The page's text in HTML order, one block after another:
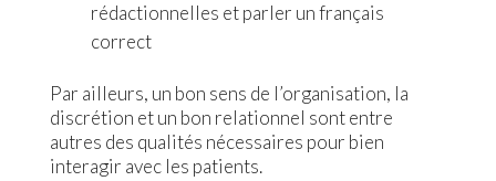
rédactionnelles et parler un français
correct
Par ailleurs, un bon sens de l’organisation, la
discrétion et un bon relationnel sont entre
autres des qualités nécessaires pour bien
interagir avec les patients.